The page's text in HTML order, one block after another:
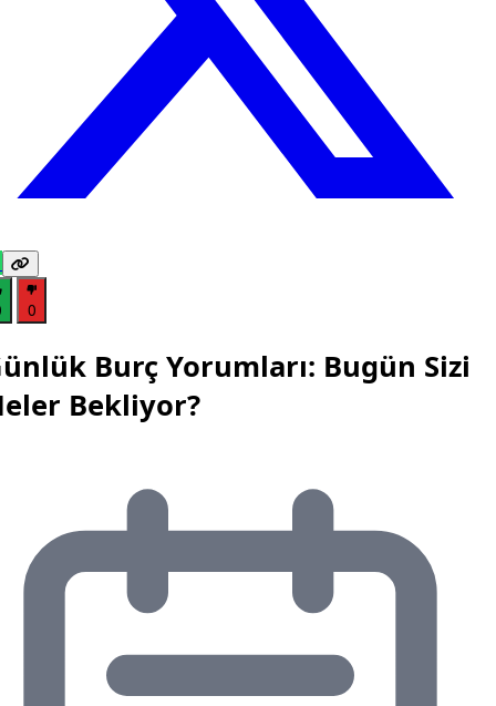
0
Burç Yorumları: Bugün Sizi
Bekliyor?